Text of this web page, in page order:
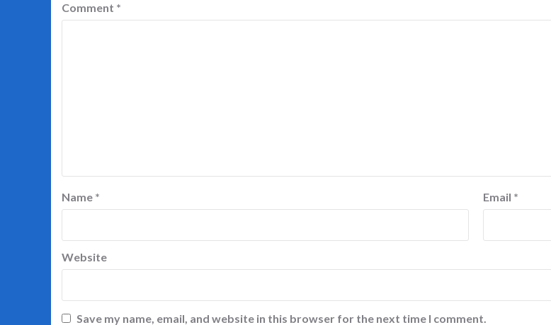
Comment *
Name * Email *
Website
Save my name, email, and website in this browser for the next time I comment.